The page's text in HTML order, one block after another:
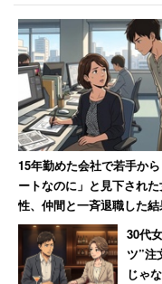
15年勤めた会社で若手か
ートなのに」と見下され
性、仲間と一斉退職した
30代
ツ”注
じゃ